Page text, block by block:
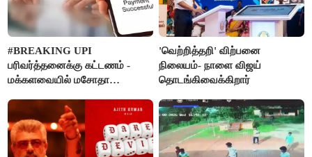
#BREAKING UPI
பரிவர்த்தனைக்கு கட்டணம் -
மக்களவையில் மசோதா
'வெற்றித்தறி' விற்பனை
நிலையம்- நாளை விஜய்
தொடங்கிவைக்கிறார்